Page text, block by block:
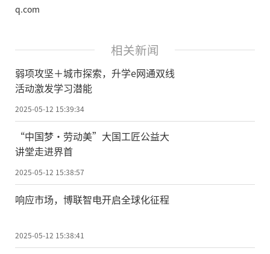
q.com
相关新闻
弱项攻坚＋城市探索，升学e网通双线
活动激发学习潜能
2025-05-12 15:39:34
“中国梦•劳动美”大国工匠公益大
讲堂走进界首
2025-05-12 15:38:57
响应市场，博联智电开启全球化征程
2025-05-12 15:38:41